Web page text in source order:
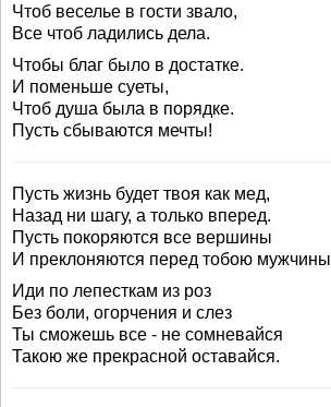
Чтоб веселье в гости звало,
Все чтоб ладились дела.
Чтобы благ было в достатке.
И поменьше суеты,
Чтоб душа была в порядке.
Пусть сбываются мечты!
Пусть жизнь будет твоя как мед,
Назад ни шагу, а только вперед.
Пусть покоряются все вершины
И преклоняются перед тобою мужчины
Иди по лепесткам из роз
Без боли, огорчения и слез
Ты сможешь все - не сомневайся
Такою же прекрасной оставайся.